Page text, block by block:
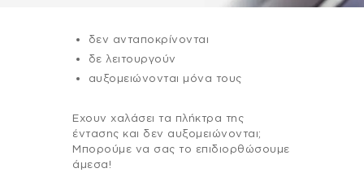
δεν ανταποκρίνονται
δε λειτουργούν
αυξομειώνονται μόνα τους
Εχουν χαλάσει τα πλήκτρα της
έντασης και δεν αυξομειώνονται;
Μπορούμε να σας το επιδιορθώσουμε
άμεσα!